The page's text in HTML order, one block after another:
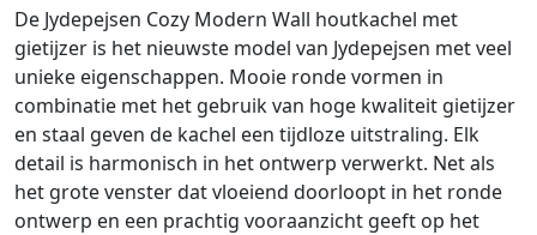
De Jydepejsen Cozy Modern Wall houtkachel met
gietijzer is het nieuwste model van Jydepejsen met veel
unieke eigenschappen. Mooie ronde vormen in
combinatie met het gebruik van hoge kwaliteit gietijzer
en staal geven de kachel een tijdloze uitstraling. Elk
detail is harmonisch in het ontwerp verwerkt. Net als
het grote venster dat vloeiend doorloopt in het ronde
ontwerp en een prachtig vooraanzicht geeft op het